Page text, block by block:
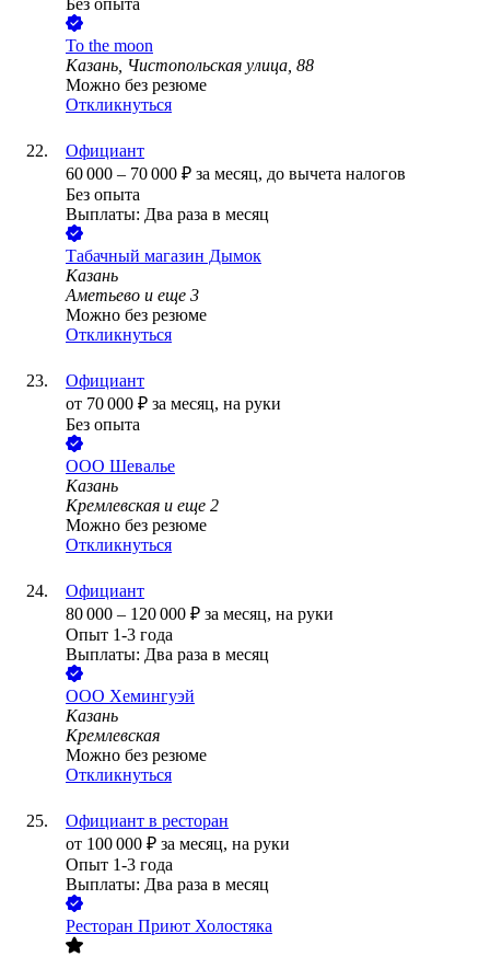
Без опыта
To the moon
Казань, Чистопольская улица, 88
Можно без резюме
Откликнуться
Официант
60 000 – 70 000 ₽ за месяц, до вычета налогов
Без опыта
Выплаты: Два раза в месяц
Табачный магазин Дымок
Казань
Аметьево и еще 3
Можно без резюме
Откликнуться
Официант
от 70 000 ₽ за месяц, на руки
Без опыта
ООО Шевалье
Казань
Кремлевская и еще 2
Можно без резюме
Откликнуться
Официант
80 000 – 120 000 ₽ за месяц, на руки
Опыт 1-3 года
Выплаты: Два раза в месяц
ООО Хемингуэй
Казань
Кремлевская
Можно без резюме
Откликнуться
Официант в ресторан
от 100 000 ₽ за месяц, на руки
Опыт 1-3 года
Выплаты: Два раза в месяц
Ресторан Приют Холостяка